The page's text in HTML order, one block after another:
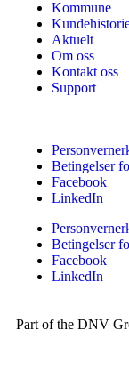
Kommune
Aktuelt
Om oss
Kontakt oss
Support
Betingelser
Facebook
LinkedIn
Betingelser
Facebook
LinkedIn
Part of the DNV